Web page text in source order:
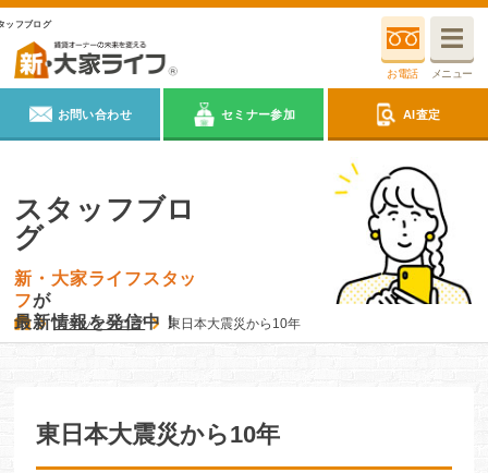
ッフブログ
お電話 メニュー
お問い合わせ セミナー参加 AI査定
スタッフブロ
グ
新・大家ライフスタッ
フが
最新情報を発信中！
スタッフブログ 東日本大震災から10年
東日本大震災から10年